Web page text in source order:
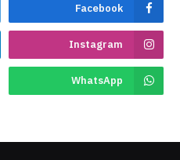
Facebook
Instagram
WhatsApp